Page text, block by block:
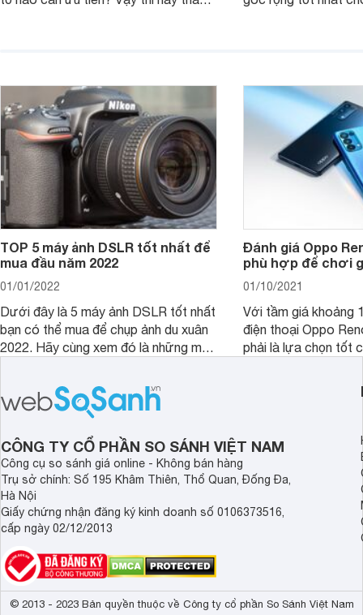
TOP 5 máy ảnh DSLR tốt nhất để
mua đầu năm 2022
01/01/2022
Dưới đây là 5 máy ảnh DSLR tốt nhất
bạn có thể mua để chụp ảnh du xuân
2022. Hãy cùng xem đó là những mẫu
Đánh giá Oppo
phù hợp để chơi
01/10/2021
Với tầm giá khoảng
điện thoại Oppo
phải là lựa chọn tốt
CÔNG TY CỔ PHẦN SO SÁNH VIỆT NAM
Công cụ so sánh giá online - Không bán hàng
Trụ sở chính: Số 195 Khâm Thiên, Thổ Quan, Đống Đa,
Hà Nội
Giấy chứng nhận đăng ký kinh doanh số 0106373516,
cấp ngày 02/12/2013
© 2013 - 2023 Bản quyền thuộc về Công ty cổ phần So Sánh Việt Nam